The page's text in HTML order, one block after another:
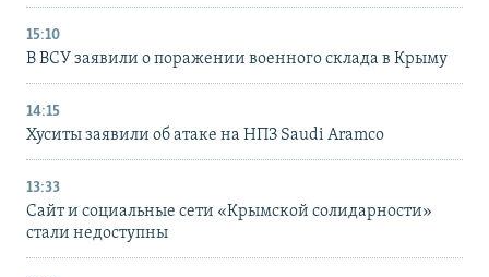
15:10
В ВСУ заявили о поражении военного склада в Крыму
14:15
Хуситы заявили об атаке на НПЗ Saudi Aramco
13:33
Сайт и социальные сети «Крымской солидарности»
стали недоступны